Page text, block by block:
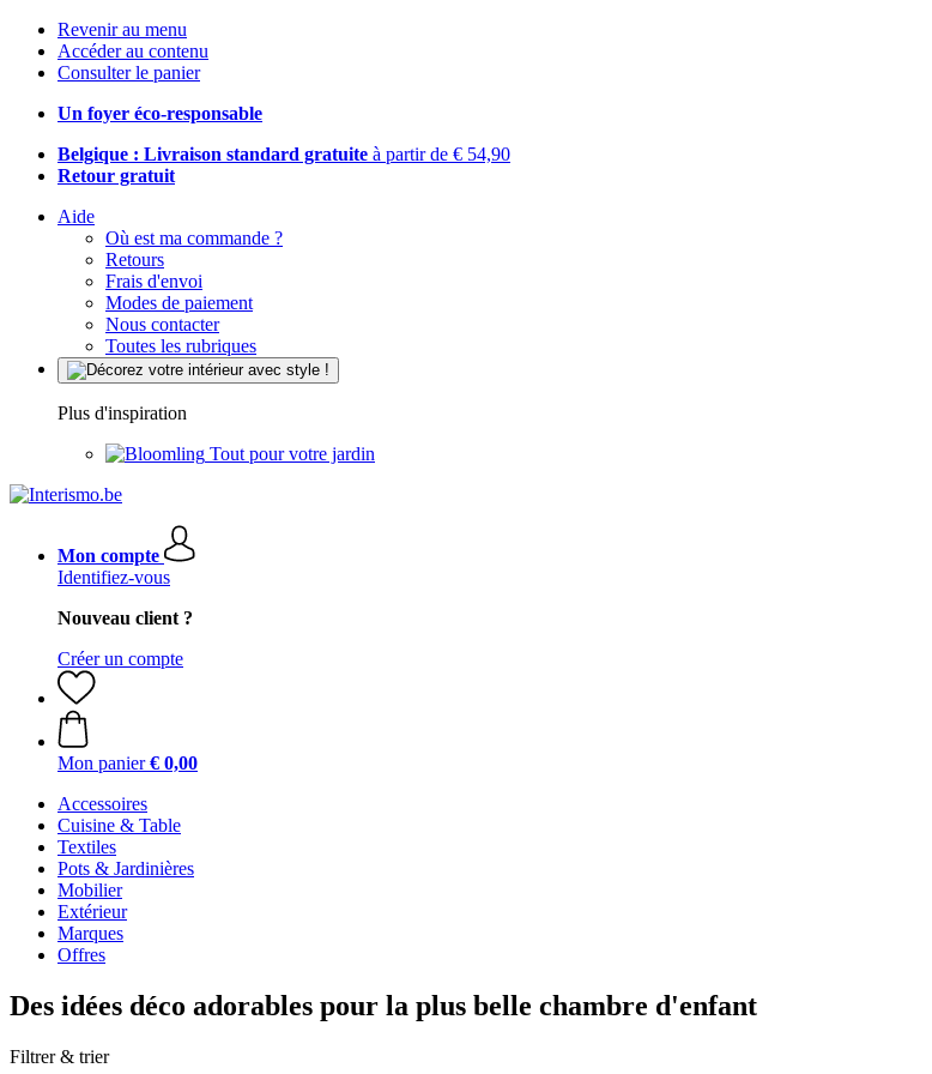
Revenir au menu
Accéder au contenu
Consulter le panier
Un foyer éco-responsable
Belgique : Livraison standard gratuite à partir de € 54,90
Retour gratuit
Aide
Où est ma commande ?
Retours
Frais d'envoi
Modes de paiement
Nous contacter
Toutes les rubriques
Plus d'inspiration
Tout pour votre jardin
Mon compte
Identifiez-vous
Nouveau client ?
Créer un compte
Mon panier € 0,00
Accessoires
Cuisine & Table
Textiles
Pots & Jardinières
Mobilier
Extérieur
Marques
Offres
Des idées déco adorables pour la plus belle chambre d'enfant
Filtrer & trier